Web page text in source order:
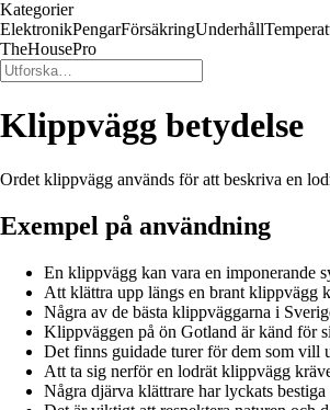
Kategorier
ElektronikPengarFörsäkringUnderhåll
TheHousePro
Klippvägg betydelse
Ordet klippvägg används för att beskriva en
Exempel på användning
En klippvägg kan vara en imponerande
Att klättra upp längs en brant klippvägg
Några av de bästa klippväggarna i
Klippväggen på ön Gotland är känd för
Det finns guidade turer för dem som vill
Att ta sig nerför en lodrät klippvägg
Några djärva klättrare har lyckats